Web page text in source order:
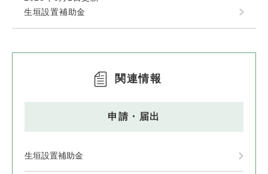
生垣設置補助金
関連情報
申請・届出
生垣設置補助金